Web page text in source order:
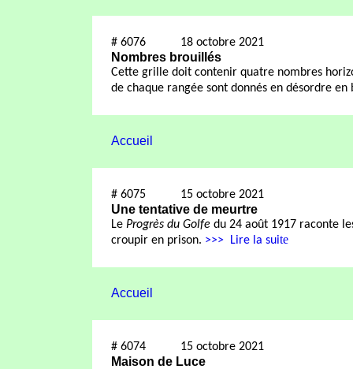
# 6076 18 octobre 2021
Nombres brouillés
Cette grille doit contenir quatre nombres
de chaque rangée sont donnés en désordre
Accueil
# 6075 15 octobre 2021
Une tentative de meurtre
Le Progrès du Golfe du 24 août 1917 raconte
croupir en prison. >>> Lire la suite
Accueil
# 6074 15 octobre 2021
Maison de Luce